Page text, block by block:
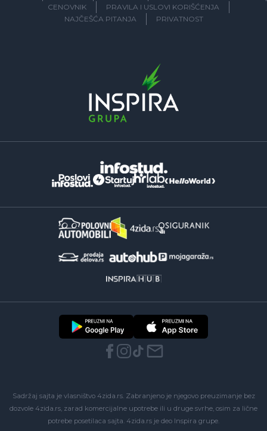
CENOVNIK
PRAVILA I USLOVI KORIŠĆENJA
NAJČEŠĆA PITANJA
PRIVATNOST
Sadržaj sajta je vlasništvo 4zida.rs. Zabranjeno je njegovo preuzimanje bez
dozvole 4zida.rs, zarad komercijalne upotrebe ili u druge svrhe, osim za lične
potrebe posetilaca sajta. 4zida.rs je deo Inspira grupe.